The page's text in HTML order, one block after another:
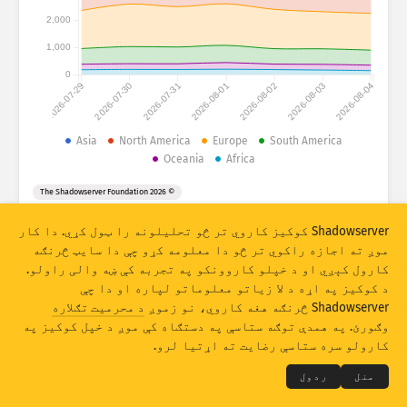
د برید احصائیې: دستګاوې
د ډېټا مجموعه
له یوه بل سره تداخل لرونکی
په اتومات ډول د اپډیټ پایلې
اپډیټ رېسیټ (له سره تنظیمول)
PNG په ډول ډاونلوډ
2026-07-29 2026-07-30 2026-07-31 2026-08-01 2026-08-02 2026-08-03 2026-08-04
0
1,000
2,000
Asia North America Europe
South America
Oceania
Africa
© 2026 The Shadowserver Foundation
THE SHADOWSERVER FOUNDATION
خصوصي حریم او شرایط
موږ سره اړیکه اعتبارونه
Shadowserver کوکیز کاروي تر څو تحلیلونه را ټول کړي. دا کار
موږ ته اجازه راکوي تر څو دا معلومه کړو چې دا سایټ څرنګه
کارول کېږي او د خپلو کاروونکو په تجربه کې ښه والی راولو.
د کوکیز په اړه د لا زیاتو معلوماتو لپاره او دا چې
Shadowserver څرنګه هغه کاروي، نو زموږ
د محرمیت تګلاره
وګورئ. په همدې توګه ستاسې په دستګاه کې موږ د خپل کوکیز په
کارولو سره ستاسې رضایت ته اړتیا لرو.
منل ردول